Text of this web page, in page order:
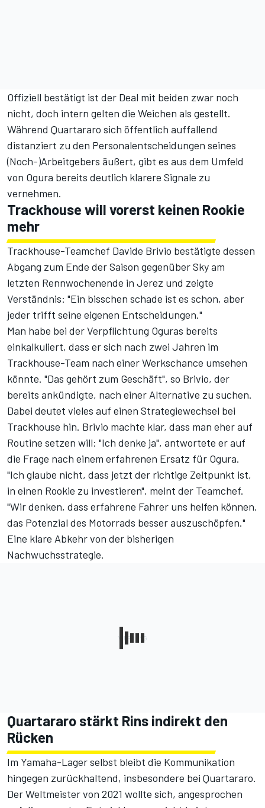
Offiziell bestätigt ist der Deal mit beiden zwar noch
nicht, doch intern gelten die Weichen als gestellt.
Während Quartararo sich öffentlich auffallend
distanziert zu den Personalentscheidungen seines
(Noch-)Arbeitgebers äußert, gibt es aus dem Umfeld
von Ogura bereits deutlich klarere Signale zu
vernehmen.
Trackhouse will vorerst keinen Rookie
mehr
Trackhouse-Teamchef Davide Brivio bestätigte dessen
Abgang zum Ende der Saison gegenüber Sky am
letzten Rennwochenende in Jerez und zeigte
Verständnis: "Ein bisschen schade ist es schon, aber
jeder trifft seine eigenen Entscheidungen."
Man habe bei der Verpflichtung Oguras bereits
einkalkuliert, dass er sich nach zwei Jahren im
Trackhouse-Team nach einer Werkschance umsehen
könnte. "Das gehört zum Geschäft", so Brivio, der
bereits ankündigte, nach einer Alternative zu suchen.
Dabei deutet vieles auf einen Strategiewechsel bei
Trackhouse hin. Brivio machte klar, dass man eher auf
Routine setzen will: "Ich denke ja", antwortete er auf
die Frage nach einem erfahrenen Ersatz für Ogura.
"Ich glaube nicht, dass jetzt der richtige Zeitpunkt ist,
in einen Rookie zu investieren", meint der Teamchef.
"Wir denken, dass erfahrene Fahrer uns helfen können,
das Potenzial des Motorrads besser auszuschöpfen."
Eine klare Abkehr von der bisherigen
Nachwuchsstrategie.
Quartararo stärkt Rins indirekt den
Rücken
Im Yamaha-Lager selbst bleibt die Kommunikation
hingegen zurückhaltend, insbesondere bei Quartararo.
Der Weltmeister von 2021 wollte sich, angesprochen